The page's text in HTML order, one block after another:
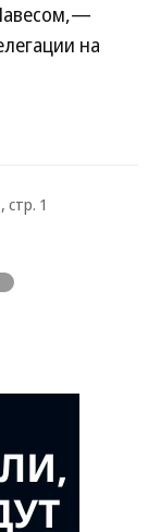
на
стр. 1